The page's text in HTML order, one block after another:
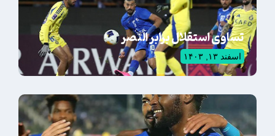
تساوی استقلال برابر النصر
اسفند ۱۳, ۱۴۰۳